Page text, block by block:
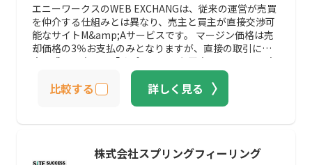
エニーワークスのWEB EXCHANGは、従来の運営が売買
を仲介する仕組みとは異なり、売主と買主が直接交渉可
能なサイトM&amp;Aサービスです。 マージン価格は売
却価格の3％お支払のみとなりますが、直接の取引に不
安を感じる方には「オプション」も用意してあるので安
心して利用することが可能です。
比較する 詳しく見る
株式会社スプリングフィーリング